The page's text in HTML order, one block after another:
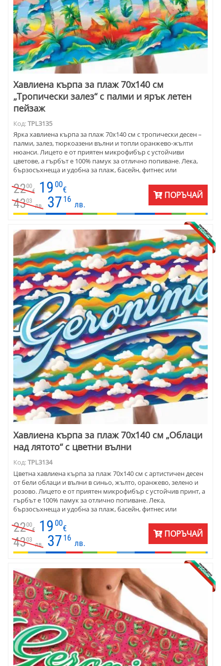
Хавлиена кърпа за плаж 70х140 см
„Тропически залез“ с палми и ярък летен
пейзаж
Код:TPL3135
Ярка хавлиена кърпа за плаж 70х140 см с тропически десен –
палми, залез, тюркоазени вълни и топли оранжево-жълти
нюанси. Лицето е от приятен микрофибър с устойчиви
цветове, а гърбът е 100% памук за отлично попиване. Лека,
бързосъхнеща и удобна за плаж, басейн, фитнес или
2200
€ 19 00
€
4303
лв. 37 16
лв.
ПОРЪЧАЙ
Хавлиена кърпа за плаж 70х140 см „Облаци
над лятото“ с цветни вълни
Код:TPL3134
Цветна хавлиена кърпа за плаж 70х140 см с артистичен десен
от бели облаци и вълни в синьо, жълто, оранжево, зелено и
розово. Лицето е от приятен микрофибър с устойчив принт, а
гърбът е 100% памук за отлично попиване. Лека,
бързосъхнеща и удобна за плаж, басейн, фитнес или
2200
€ 19 00
€
4303
лв. 37 16
лв.
ПОРЪЧАЙ